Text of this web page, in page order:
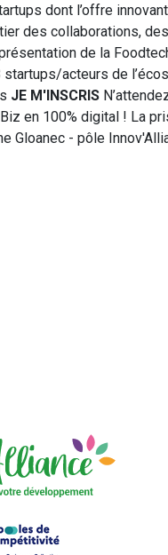
dont l’offre
des collaborations,
de la
startups/acteurs de
JE M'INSCRIS
en 100% digital ! La
Gloanec - pôle